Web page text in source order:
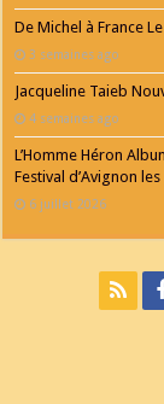
De Michel à France
3 semaines ago
Jacqueline Taieb
4 semaines ago
L’Homme Héron
Festival d’Avignon
6 juillet 2026